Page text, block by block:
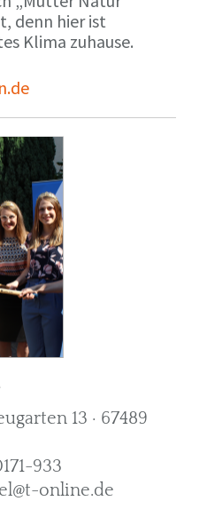
denn hier ist
Klima zuhause.
13 · 67489
933
online.de